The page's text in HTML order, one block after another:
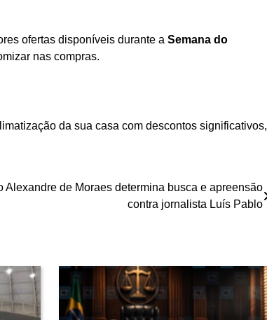
ofertas disponíveis durante a Semana do
nas compras.
da sua casa com descontos significativos,
Alexandre de Moraes determina busca e apreensão
contra jornalista Luís Pablo